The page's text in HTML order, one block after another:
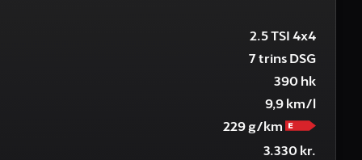
2.5 TSI 4x4
7 trins DSG
390 hk
9,9 km/l
229 g/km
3.330 kr.